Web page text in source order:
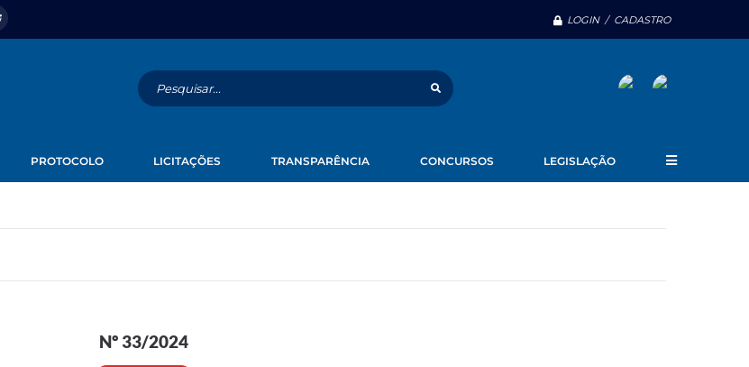
LOGIN / CADASTRO
PROTOCOLO LICITAÇÕES TRANSPARÊNCIA CONCURSOS LEGISLAÇÃO
Nº 33/2024